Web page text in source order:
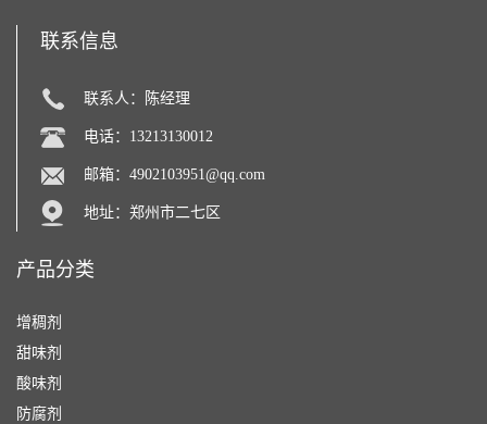
联系信息
联系人：陈经理
电话：13213130012
邮箱： 4902103951@qq.com
地址：郑州市二七区
产品分类
增稠剂
甜味剂
酸味剂
防腐剂